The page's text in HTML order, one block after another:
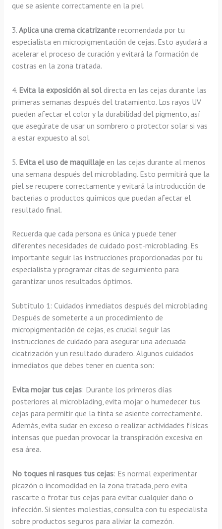
que se asiente correctamente en la piel.
3. Aplica una crema cicatrizanterecomendada por tu
especialista en micropigmentación de cejas. Esto ayudará a
acelerar el proceso de curación y evitará la formación de
costras en la zona tratada.
4. Evita la exposición al soldirecta en las cejas durante las
primeras semanas después del tratamiento. Los rayos UV
pueden afectar el color y la durabilidad del pigmento, así
que asegúrate de usar un sombrero o protector solar si vas
a estar expuesto al sol.
5. Evita el uso de maquillajeen las cejas durante al menos
una semana después del microblading. Esto permitirá que la
piel se recupere correctamente y evitará la introducción de
bacterias o productos químicos que puedan afectar el
resultado final.
Recuerda que cada persona es única y puede tener
diferentes necesidades de cuidado post-microblading. Es
importante seguir las instrucciones proporcionadas por tu
especialista y programar citas de seguimiento para
garantizar unos resultados óptimos.
Subtítulo 1: Cuidados inmediatos después del microblading
Después de someterte a un procedimiento de
micropigmentación de cejas, es crucial seguir las
instrucciones de cuidado para asegurar una adecuada
cicatrización y un resultado duradero. Algunos cuidados
inmediatos que debes tener en cuenta son:
Evita mojar tus cejas: Durante los primeros días
posteriores al microblading, evita mojar o humedecer tus
cejas para permitir que la tinta se asiente correctamente.
Además, evita sudar en exceso o realizar actividades físicas
intensas que puedan provocar la transpiración excesiva en
esa área.
No toques ni rasques tus cejas: Es normal experimentar
picazón o incomodidad en la zona tratada, pero evita
rascarte o frotar tus cejas para evitar cualquier daño o
infección. Si sientes molestias, consulta con tu especialista
sobre productos seguros para aliviar la comezón.